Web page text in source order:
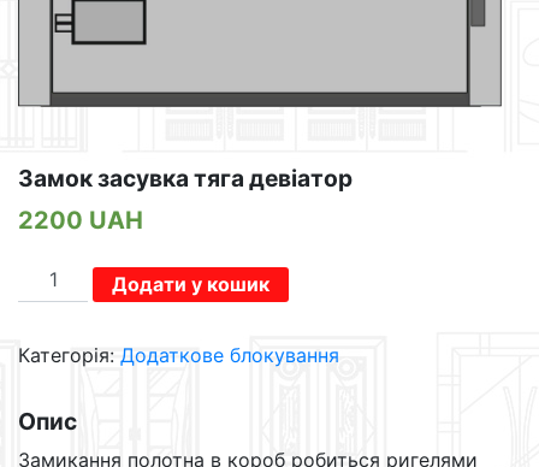
Замок засувка тяга девіатор
2200 UAH
Замок
засувка
девіатор
Додати у кошик
Категорія: Додаткове блокування
Опис
Замикання полотна в короб робиться ригелями